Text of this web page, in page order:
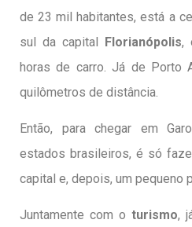
de 23 mil habitantes, está a
sul da capital Florianópolis,
horas de carro. Já de Porto
quilômetros de distância.
Então, para chegar em
estados brasileiros, é só
capital e, depois, um pequeno
Juntamente com o turismo,